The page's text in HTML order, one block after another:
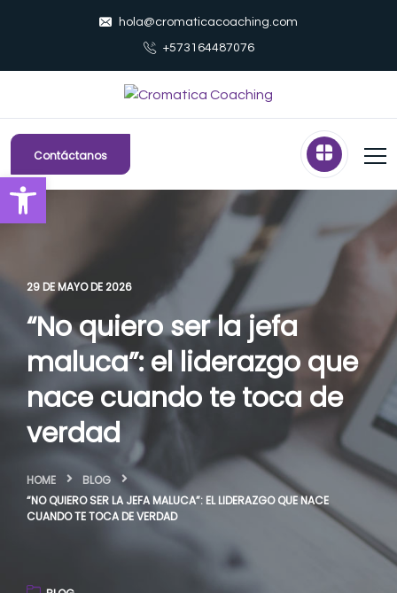
Abrir barra de herramientas
hola@cromaticacoaching.com
+573164487076
Contáctanos
29 DE MAYO DE 2026
“No quiero ser la jefa
maluca”: el liderazgo que
nace cuando te toca de
verdad
HOME
BLOG
“NO QUIERO SER LA JEFA MALUCA”: EL LIDERAZGO QUE NACE
CUANDO TE TOCA DE VERDAD